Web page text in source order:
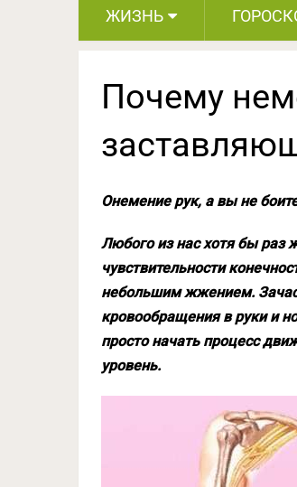
ЖИЗНЬ
Почему
Онемение рук, а вы не
Любого из нас хотя бы раз
чувствительности
небольшим жжением.
кровообращения в руки и
просто начать процесс
уровень.